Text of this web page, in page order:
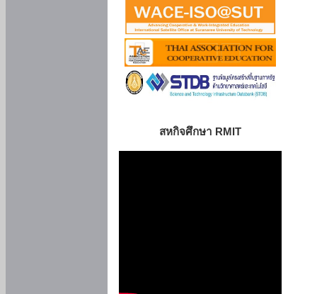
สหกิจศึกษา RMIT